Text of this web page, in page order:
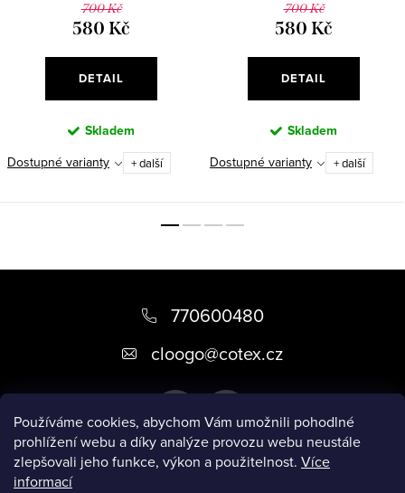
Používáme cookies, abychom Vám umožnili pohodlné
prohlížení webu a díky analýze provozu webu neustále
zlepšovali jeho funkce, výkon a použitelnost. Více
informací
700 Kč
580 Kč
DETAIL
Skladem
Dostupné varianty + další
700 Kč
580 Kč
DETAIL
Skladem
Dostupné varianty + další
t
770600480
cloogo@cotex.cz
Informace pro vás